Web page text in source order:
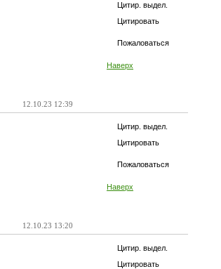
Цитир. выдел.
Цитировать
Пожаловаться
Наверх
12.10.23 12:39
Цитир. выдел.
Цитировать
Пожаловаться
Наверх
12.10.23 13:20
Цитир. выдел.
Цитировать